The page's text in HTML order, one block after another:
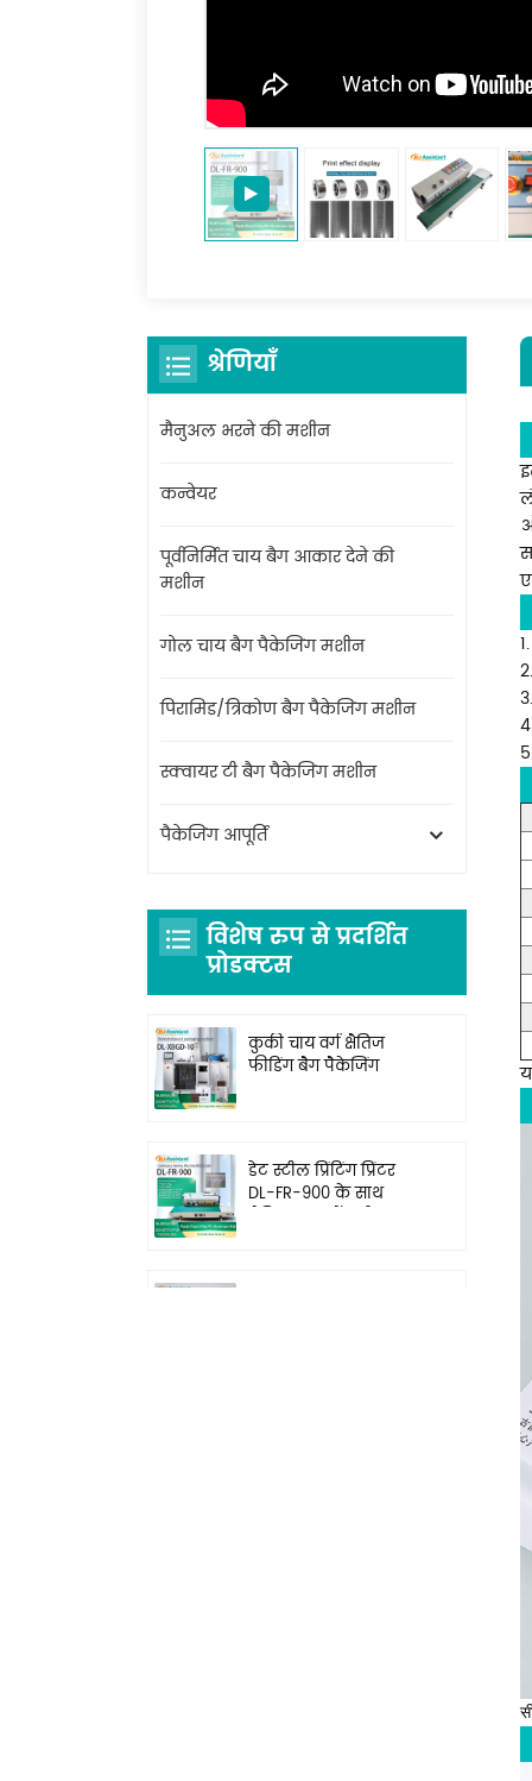
श्रेणियाँ
मैनुअल भरने की मशीन
कन्वेयर
पूर्वनिर्मित चाय बैग आकार देने की
मशीन
गोल चाय बैग पैकेजिंग मशीन
पिरामिड/त्रिकोण बैग पैकेजिंग मशीन
स्क्वायर टी बैग पैकेजिंग मशीन
पैकेजिंग आपूर्ति
विशेष रुप से प्रदर्शित
प्रोडक्टस
कुकी चाय वर्ग क्षैतिज
फीडिंग बैग पैकेजिंग
डेट स्टील प्रिंटिंग प्रिंटर
DL-FR-900 के साथ